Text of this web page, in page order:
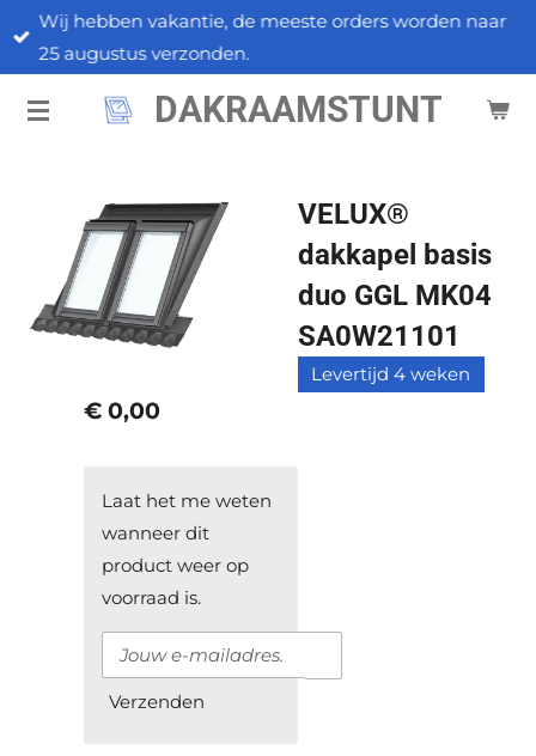
Ga
direct
de
DAKRAAMSTUNT
Wij hebben vakantie, de meeste orders worden naar
25 augustus verzonden.
VELUX®
dakkapel basis
duo GGL MK04
SA0W21101
Levertijd 4 weken
€ 0,00
Laat het me weten
wanneer dit
product weer op
voorraad is.
Verzenden